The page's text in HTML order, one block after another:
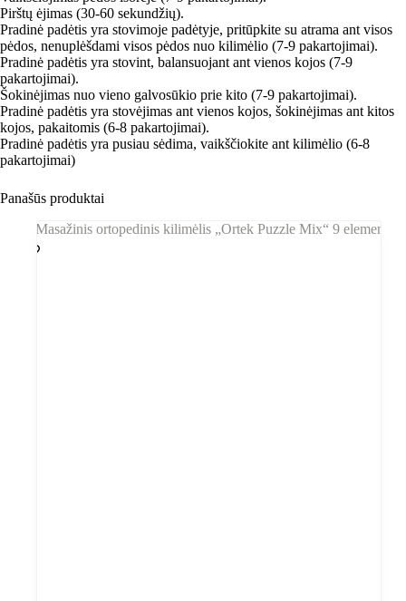
Pirštų ėjimas (30-60 sekundžių).
Pradinė padėtis yra stovimoje padėtyje, pritūpkite su atrama ant visos
pėdos, nenuplėšdami visos pėdos nuo kilimėlio (7-9 pakartojimai).
Pradinė padėtis yra stovint, balansuojant ant vienos kojos (7-9
pakartojimai).
Šokinėjimas nuo vieno galvosūkio prie kito (7-9 pakartojimai).
Pradinė padėtis yra stovėjimas ant vienos kojos, šokinėjimas ant kitos
kojos, pakaitomis (6-8 pakartojimai).
Pradinė padėtis yra pusiau sėdima, vaikščiokite ant kilimėlio (6-8
pakartojimai)
Panašūs produktai